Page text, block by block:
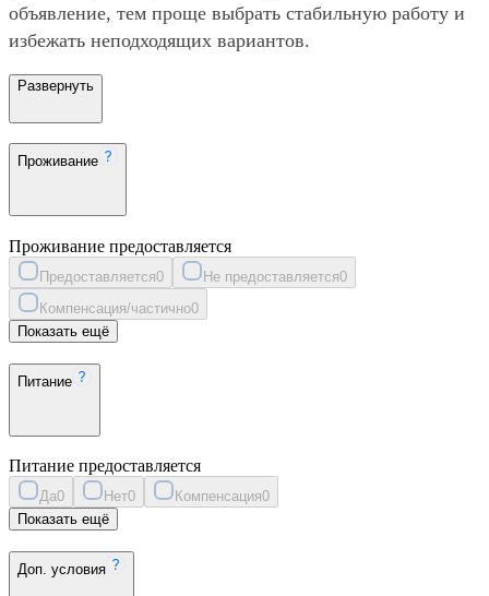
объявление, тем проще выбрать стабильную работу и
избежать неподходящих вариантов.
Развернуть
Проживание
Проживание предоставляется
Предоставляется0 Не предоставляется0
Компенсация/частично0
Показать ещё
Питание
Питание предоставляется
Да0 Нет0 Компенсация0
Показать ещё
Доп. условия